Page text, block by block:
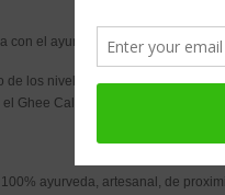
el ayuno a través de
los niveles de esta hormona y,
Ghee Caldes d´Estrac.
ayurveda, artesanal, de